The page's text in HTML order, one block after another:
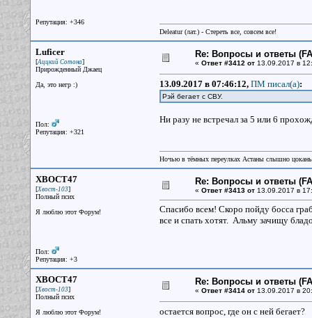
Репутация: +346
Deleatur (лат.) - Стереть все, совсем все!
Luficer
[Аццкий Сотона]
Прирожденный Джаец
Да, это негр :)
Пол:
Репутация: +321
Re: Вопросы и ответы
« Ответ #3412 от13.09.2017 в
13.09.2017 в 07:46:12, ПМ писал(a):
Рэй бегает с СВУ.
Ни разу не встречал за 5 или 6
Ночью в тёмных переулках Астаны слышно
XBOCT47
[Хвост-103]
Полный псих
Я люблю этот Форум!
Пол:
Репутация: +3
Re: Вопросы и ответы
« Ответ #3413 от13.09.2017 в
Спасибо всем! Скоро пойду босса
все и спать хотят. Альму зачищу
XBOCT47
[Хвост-103]
Полный псих
Я люблю этот Форум!
Re: Вопросы и ответы
« Ответ #3414 от13.09.2017 в
остается вопрос, где он с ней бегает?